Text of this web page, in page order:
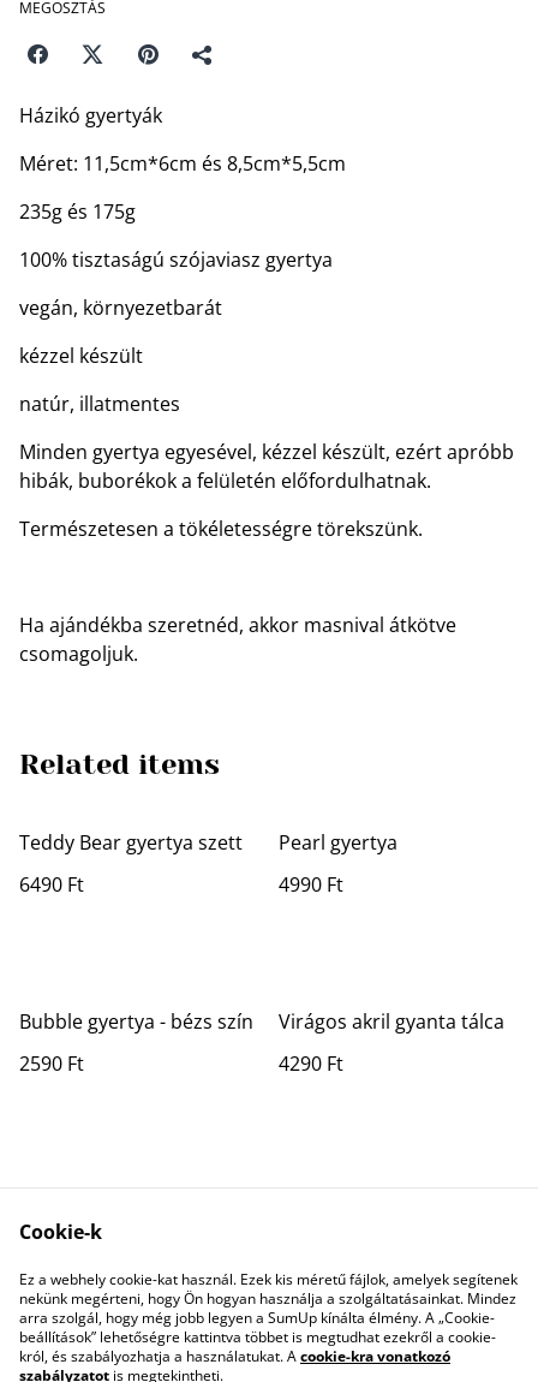
MEGOSZTÁS
Házikó gyertyák
Méret: 11,5cm*6cm és 8,5cm*5,5cm
235g és 175g
100% tisztaságú szójaviasz gyertya
vegán, környezetbarát
kézzel készült
natúr, illatmentes
Minden gyertya egyesével, kézzel készült, ezért apróbb
hibák, buborékok a felületén előfordulhatnak.
Természetesen a tökéletességre törekszünk.
Ha ajándékba szeretnéd, akkor masnival átkötve
csomagoljuk.
Related items
Teddy Bear gyertya szett
6490 Ft
Pearl gyertya
4990 Ft
Bubble gyertya - bézs szín
2590 Ft
Virágos akril gyanta tálca
4290 Ft
Contact Us
Legal Terms
Privacy Policy
Cookie Policy
Cookie-k
Ez a webhely cookie-kat használ. Ezek kis méretű fájlok, amelyek segítenek
nekünk megérteni, hogy Ön hogyan használja a szolgáltatásainkat. Mindez
arra szolgál, hogy még jobb legyen a SumUp kínálta élmény. A „Cookie-
beállítások” lehetőségre kattintva többet is megtudhat ezekről a cookie-
król, és szabályozhatja a használatukat. Acookie-kra vonatkozó
szabályzatot is megtekintheti.